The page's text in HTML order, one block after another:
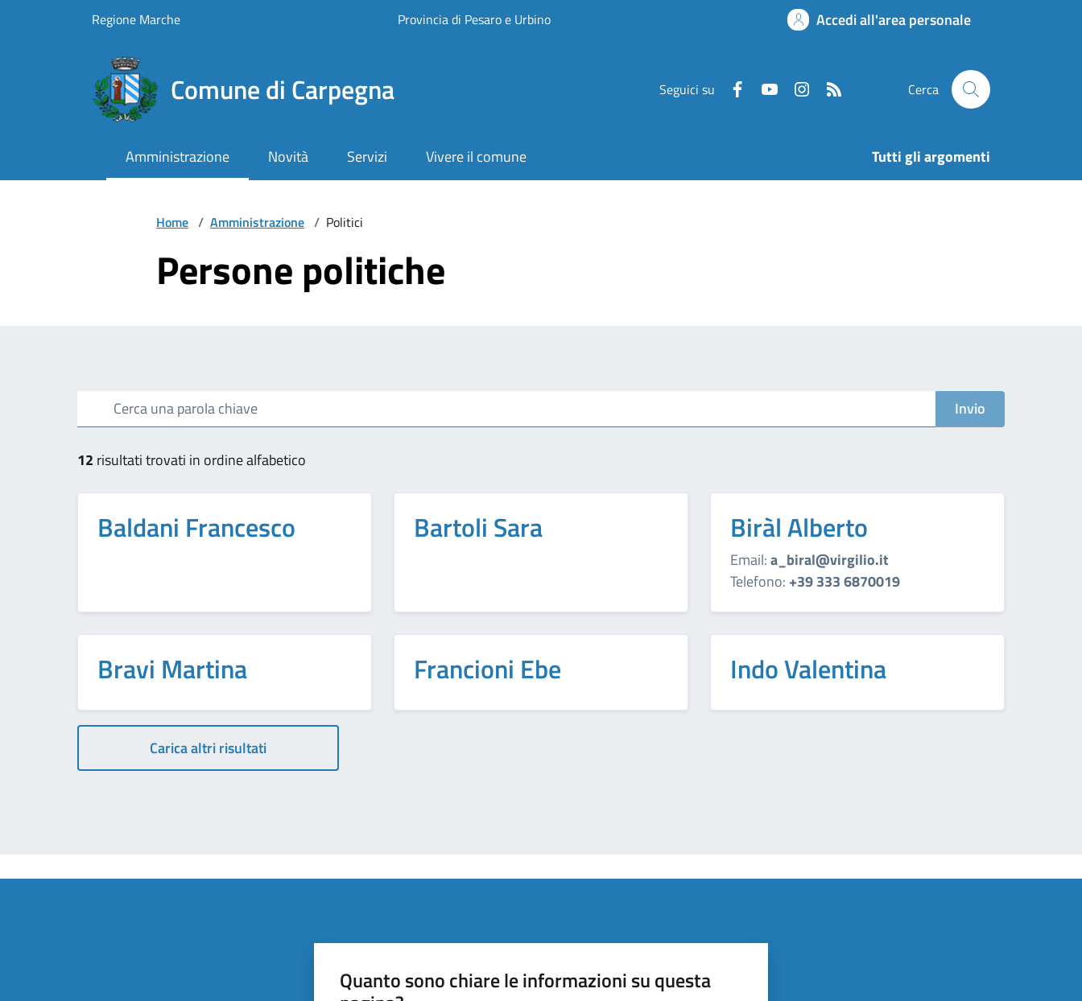
Vai ai contenutiRegione Marche Provincia di Pesaro e Urbino Accedi all'area personale
Comune di Carpegna Seguici su Cerca
Amministrazione Novità Servizi Vivere il comune Tutti gli argomenti
Home / Amministrazione / Politici
Persone politiche
Invio
12 risultati trovati in ordine alfabetico
Baldani Francesco Bartoli Sara Biràl Alberto
Email:a_biral@virgilio.it
Telefono: +39 333 6870019
Bravi Martina Francioni Ebe Indo Valentina
Carica altri risultati
Quanto sono chiare le informazioni su questa